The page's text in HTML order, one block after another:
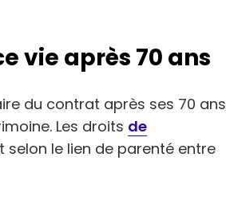
vie après 70 ans
du contrat après ses 70 ans
Les droits de
selon le lien de parenté entre